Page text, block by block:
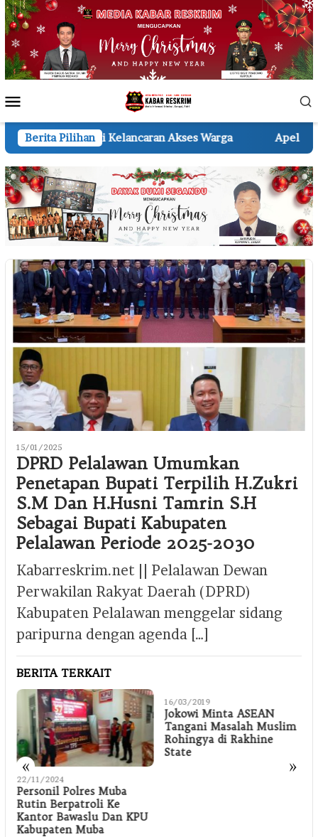
Loncat
ke
konten
Mobile
Berita Pilihan
Akses Warga Apel Gabungan Siaga Darurat
15/01/2025
DPRD Pelalawan Umumkan
Penetapan Bupati Terpilih H.Zukri
S.M Dan H.Husni Tamrin S.H
Sebagai Bupati Kabupaten
Pelalawan Periode 2025-2030
Kabarreskrim.net || Pelalawan Dewan
Perwakilan Rakyat Daerah (DPRD)
Kabupaten Pelalawan menggelar sidang
paripurna dengan agenda […]
BERITA TERKAIT
« »
22/11/2024
Personil Polres Muba
Rutin Berpatroli Ke
Kantor Bawaslu Dan KPU
Kabupaten Muba
16/03/2019
Jokowi Minta ASEAN
Tangani Masalah Muslim
Rohingya di Rakhine
State